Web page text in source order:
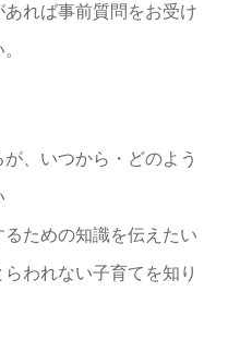
れば事前質問をお受け
、いつから・どのよう
ための知識を伝えたい
われない子育てを知り